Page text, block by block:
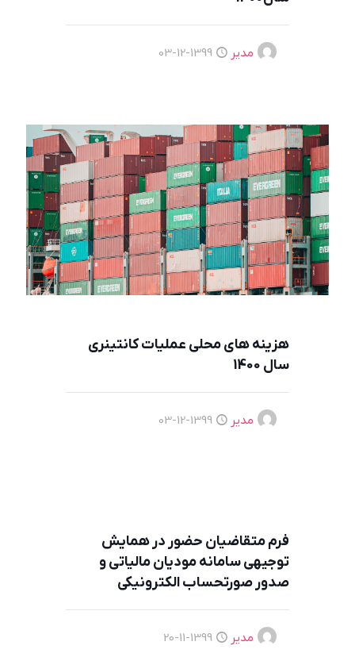
مدیر 1399-12-03
هزینه های محلی عملیات کانتینری
سال 1400
مدیر 1399-12-03
فرم متقاضیان حضور در همایش
توجيهی سامانه مودیان مالیاتی و
صدور صورتحساب الکترونیکی
مدیر 1399-11-20